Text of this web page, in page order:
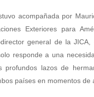
acompañada por
Exteriores para
general de la JICA,
responde a una
profundos lazos de
países en momentos de